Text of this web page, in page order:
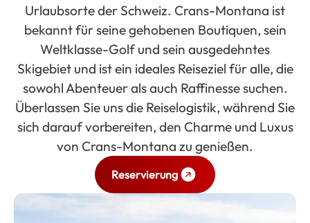
Urlaubsorte der Schweiz. Crans-Montana ist
bekannt für seine gehobenen Boutiquen, sein
Weltklasse-Golf und sein ausgedehntes
Skigebiet und ist ein ideales Reiseziel für alle, die
sowohl Abenteuer als auch Raffinesse suchen.
Überlassen Sie uns die Reiselogistik, während Sie
sich darauf vorbereiten, den Charme und Luxus
von Crans-Montana zu genießen.
Reservierung